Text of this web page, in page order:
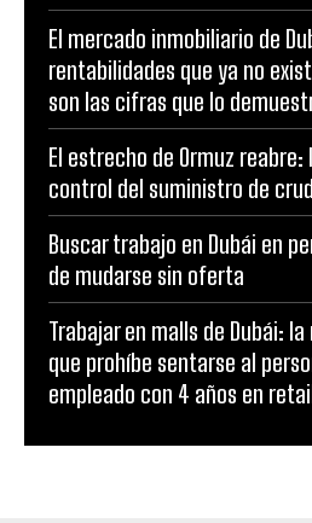
El mercado inmobiliario de
rentabilidades que ya no
son las cifras que lo
El estrecho de Ormuz reabre:
control del suministro de
Buscar trabajo en Dubái en
de mudarse sin oferta
Trabajar en malls de Dubái:
que prohíbe sentarse al
empleado con 4 años en